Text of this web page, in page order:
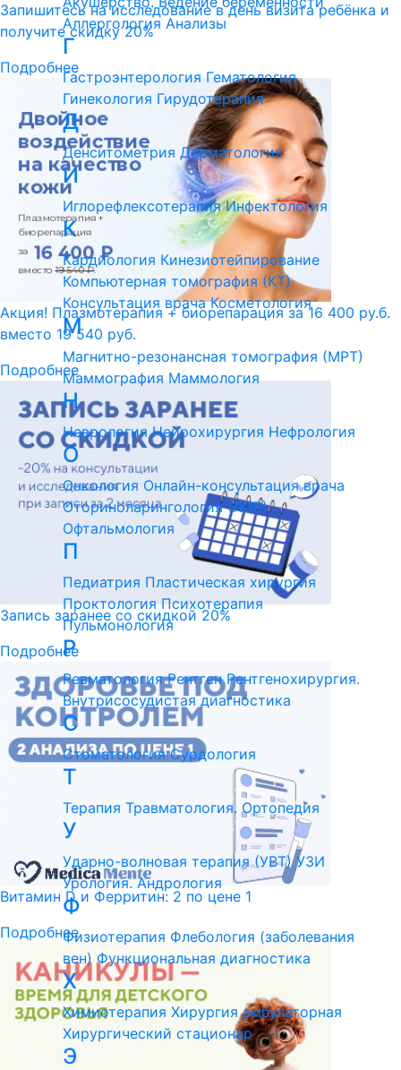
Запишитесь на исследование в день визита ребёнка и
получите скидку 20%
Подробнее
Акция! Плазмотерапия + биорепарация за 16 400 ру.б.
вместо 19 540 руб.
Подробнее
Запись заранее со скидкой 20%
Подробнее
Витамин D и Ферритин: 2 по цене 1
Подробнее
Аллергология Анализы
Г
Гастроэнтерология Гематология
Гинекология Гирудотерапия
Д
Денситометрия Дерматология
И
Иглорефлексотерапия Инфектология
К
Кардиология Кинезиотейпирование
Компьютерная томография (КТ)
Консультация врача Косметология
М
Магнитно-резонансная томография (МРТ)
Маммография Маммология
Н
Неврология Нейрохирургия Нефрология
О
Онкология Онлайн-консультация врача
Оториноларингология (ЛОР)
Офтальмология
П
Педиатрия Пластическая хирургия
Проктология Психотерапия
Пульмонология
Р
Ревматология Рентген Рентгенохирургия.
Внутрисосудистая диагностика
С
Стоматология Сурдология
Т
Терапия Травматология. Ортопедия
У
Ударно-волновая терапия (УВТ) УЗИ
Урология. Андрология
Ф
Физиотерапия Флебология (заболевания
вен) Функциональная диагностика
Х
Химиотерапия Хирургия амбулаторная
Хирургический стационар
Э